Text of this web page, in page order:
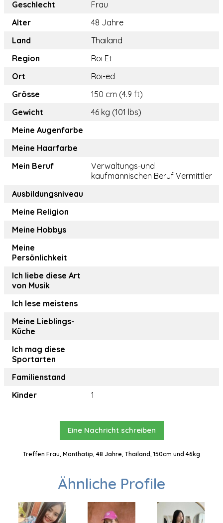
Geschlecht
Frau
Alter
48 Jahre
Land
Thailand
Region
Roi Et
Ort
Roi-ed
Grösse
150 cm (4.9 ft)
Gewicht
46 kg (101 lbs)
Meine Augenfarbe
Meine Haarfarbe
Mein Beruf
Verwaltungs-und
kaufmännischen Beruf Vermittler
Ausbildungsniveau
Meine Religion
Meine Hobbys
Meine
Persönlichkeit
Ich liebe diese Art
von Musik
Ich lese meistens
Meine Lieblings-
Küche
Ich mag diese
Sportarten
Familienstand
Kinder
1
Eine Nachricht schreiben
Treffen Frau, Monthatip, 48 Jahre, Thailand, 150cm und 46kg
Ähnliche Profile